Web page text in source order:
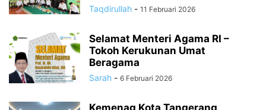
Taqdirullah - 11 Februari 2026
Selamat Menteri Agama RI –
Tokoh Kerukunan Umat
Beragama
Sarah - 6 Februari 2026
Kemenag Kota Tangerang